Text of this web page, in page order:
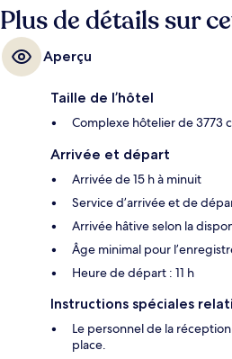
Station de monorail Las Vegas Hilton se
Plus de détails sur
Aperçu
Taille de l’hôtel
Complexe hôtelier de 3773
Arrivée et départ
Arrivée de 15 h à minuit
Service d’arrivée et de
Arrivée hâtive selon la
Âge minimal pour
Heure de départ : 11 h
Instructions spéciales
Le personnel de la
place.